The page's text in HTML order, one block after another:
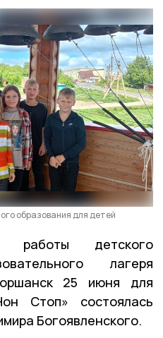
образования для детей
детского
лагеря
25 июня для
Стоп» состоялась
Богоявленского.